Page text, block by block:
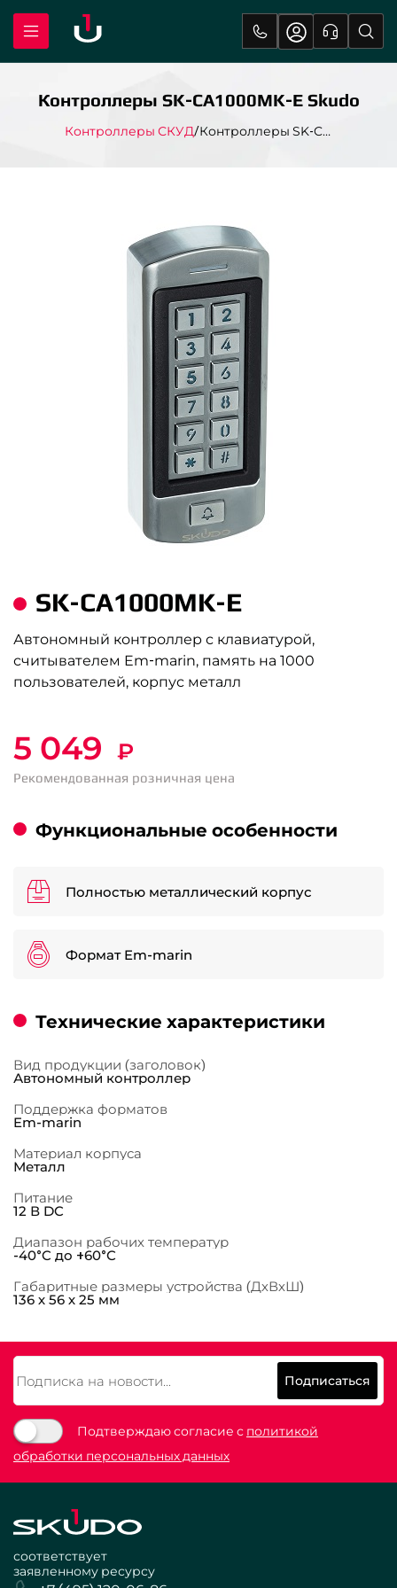
Контроллеры SK-CA1000МK-E Skudo
Контроллеры СКУД Контроллеры SK-CA1000МK-E Skudo
SK-CA1000МK-E
Автономный контроллер с клавиатурой,
считывателем Em-marin, память на 1000
пользователей, корпус металл
5 049 ₽
Рекомендованная розничная цена
Функциональные особенности
Полностью металлический корпус
Формат Em-marin
Технические характеристики
Вид продукции (заголовок)
Автономный контроллер
Поддержка форматов
Em-marin
Материал корпуса
Металл
Питание
12 В DC
Диапазон рабочих температур
-40°C до +60°С
Габаритные размеры устройства (ДхВхШ)
136 х 56 х 25 мм
Подписаться
Подтверждаю согласие с политикой
обработки персональных данных
соответствует
заявленному ресурсу